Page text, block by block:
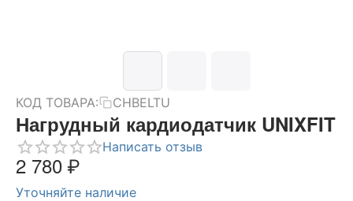
КОД ТОВАРА: CHBELTU
Нагрудный кардиодатчик UNIXFIT
Написать отзыв
2 780₽
Уточняйте наличие